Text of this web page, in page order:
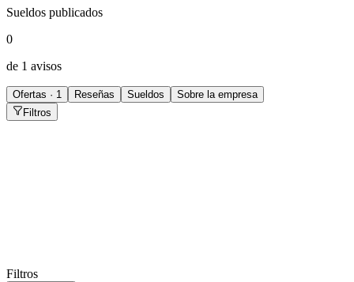
Sueldos publicados
0
de 1 avisos
Ofertas · 1 Reseñas Sueldos
Sobre la empresa
Filtros
Filtros